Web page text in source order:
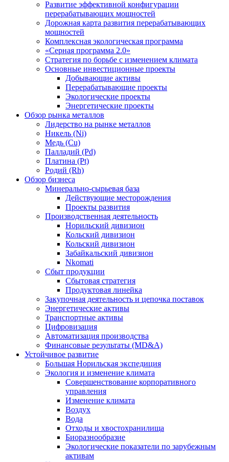
Развитие эффективной конфигурации
перерабатывающих мощностей
Дорожная карта развития перерабатывающих
мощностей
Комплексная экологическая программа
«Серная программа 2.0»
Стратегия по борьбе с изменением климата
Основные инвестиционные проекты
Добывающие активы
Перерабатывающие проекты
Экологические проекты
Энергетические проекты
Обзор рынка металлов
Лидерство на рынке металлов
Никель (Ni)
Медь (Cu)
Палладий (Pd)
Платина (Pt)
Родий (Rh)
Обзор бизнеса
Минерально-сырьевая база
Действующие месторождения
Проекты развития
Производственная деятельность
Норильский дивизион
Кольский дивизион
Кольский дивизион
Забайкальский дивизион
Nkomati
Сбыт продукции
Сбытовая стратегия
Продуктовая линейка
Закупочная деятельность и цепочка поставок
Энергетические активы
Транспортные активы
Цифровизация
Автоматизация производства
Финансовые результаты (MD&A)
Устойчивое развитие
Большая Норильская экспедиция
Экология и изменение климата
Совершенствование корпоративного
управления
Изменение климата
Воздух
Вода
Отходы и хвостохранилища
Биоразнообразие
Экологические показатели по зарубежным
активам